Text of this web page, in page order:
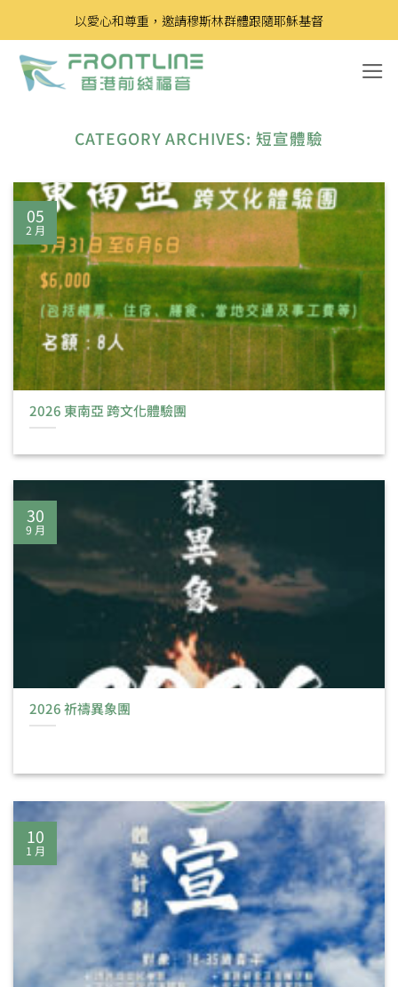
to
content
以愛心和尊重，邀請穆斯林群體跟隨耶穌基督
CATEGORY ARCHIVES:短宣體驗
2026 東南亞 跨文化體驗團
05
2 月
2026 祈禱異象團
30
9 月
10
1 月